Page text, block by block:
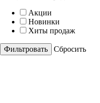
Акции
Новинки
Хиты продаж
Cбросить